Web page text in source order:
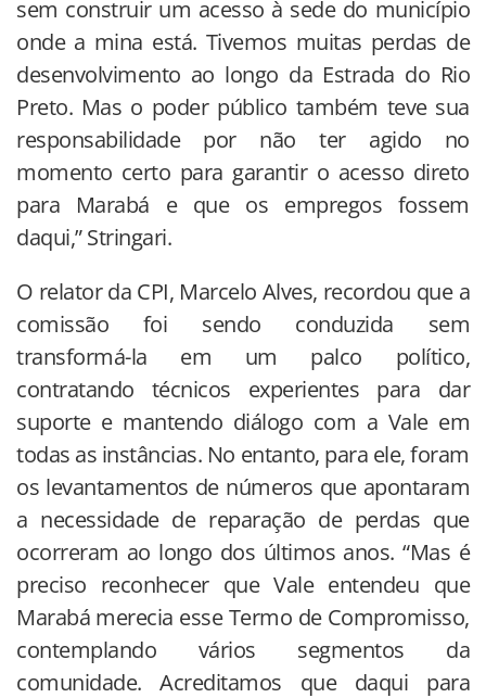
sem construir um acesso à sede do município
onde a mina está. Tivemos muitas perdas de
desenvolvimento ao longo da Estrada do Rio
Preto. Mas o poder público também teve sua
responsabilidade por não ter agido no
momento certo para garantir o acesso direto
para Marabá e que os empregos fossem
daqui,” Stringari.
O relator da CPI, Marcelo Alves, recordou que a
comissão foi sendo conduzida sem
transformá-la em um palco político,
contratando técnicos experientes para dar
suporte e mantendo diálogo com a Vale em
todas as instâncias. No entanto, para ele, foram
os levantamentos de números que apontaram
a necessidade de reparação de perdas que
ocorreram ao longo dos últimos anos. “Mas é
preciso reconhecer que Vale entendeu que
Marabá merecia esse Termo de Compromisso,
contemplando vários segmentos da
comunidade. Acreditamos que daqui para